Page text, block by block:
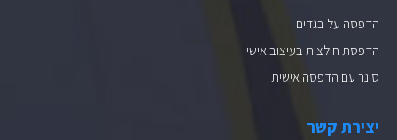
הדפסה על בגדים
הדפסת חולצות בעיצוב אישי
סינר עם הדפסה אישית
יצירת קשר